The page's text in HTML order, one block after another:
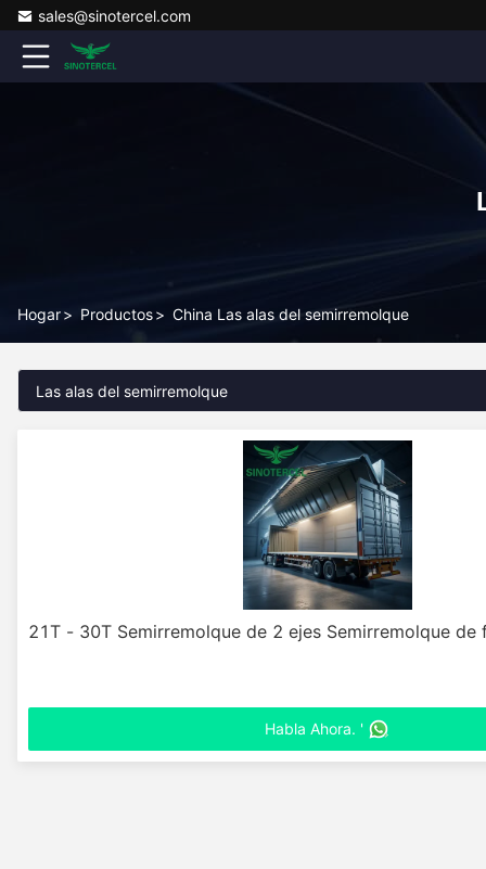
sales@sinotercel.com
Hogar> Productos> China Las alas del semirremolque
Las alas del semirremolque
21T - 30T Semirremolque de 2 ejes Semirremolque de
Habla Ahora. '